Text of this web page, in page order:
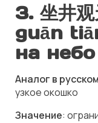
3. 坐井
guān
на
Аналог в
узкое окошко
Значение: